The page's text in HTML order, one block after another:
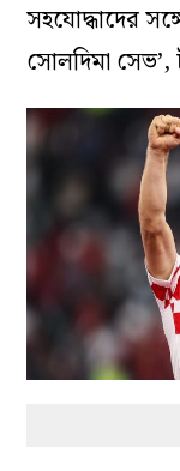
সহযোদ্ধাদের
সোলদিমা